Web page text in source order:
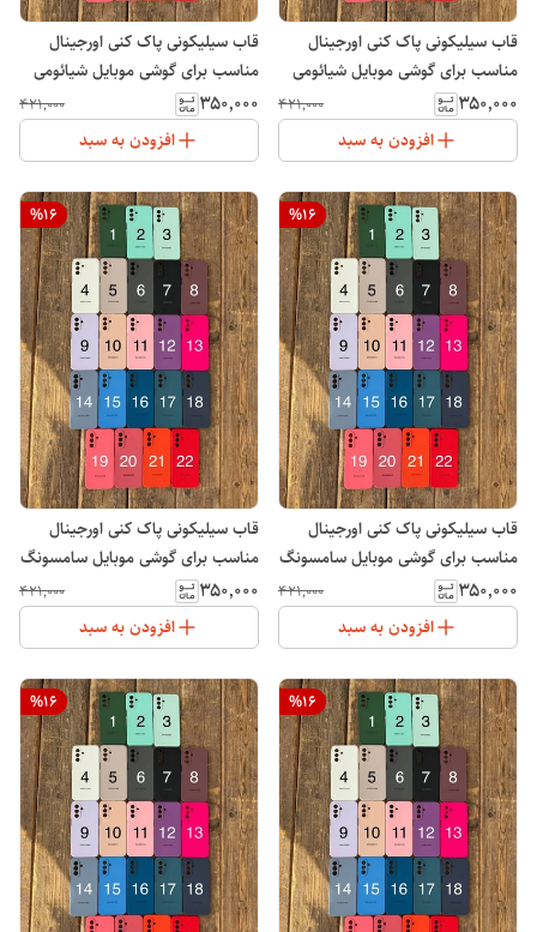
قاب سیلیکونی پاک کنی اورجینال
مناسب برای گوشی موبایل شیائومی
Xiaomi Redmi 10C
۳۵۰٬۰۰۰ ۴۲۱٬۰۰۰
افزودن به سبد
قاب سیلیکونی پاک کنی اورجینال
مناسب برای گوشی موبایل شیائومی
پوکو Xiaomi POCO C40
۳۵۰٬۰۰۰ ۴۲۱٬۰۰۰
افزودن به سبد
%16
قاب سیلیکونی پاک کنی اورجینال
مناسب برای گوشی موبایل سامسونگ
Galaxy A12
۳۵۰٬۰۰۰ ۴۲۱٬۰۰۰
افزودن به سبد
%16
قاب سیلیکونی پاک کنی اورجینال
مناسب برای گوشی موبایل سامسونگ
Galaxy A06
۳۵۰٬۰۰۰ ۴۲۱٬۰۰۰
افزودن به سبد
%16
%16